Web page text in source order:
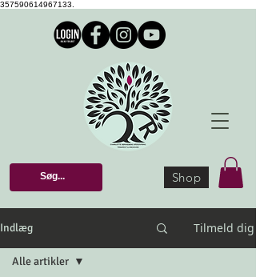
357590614967133.
Shop
Indlæg Tilmeld dig
Alle artikler